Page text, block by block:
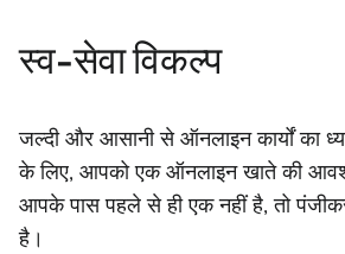
स्व-सेवा विकल्प
जल्दी और आसानी से ऑनलाइन कार्यों का
के लिए, आपको एक ऑनलाइन खाते की
आपके पास पहले से ही एक नहीं है, तो
है।